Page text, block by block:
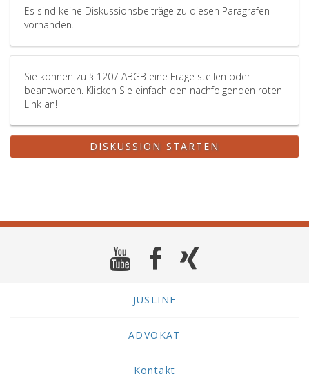
Es sind keine Diskussionsbeiträge zu diesen Paragrafen
vorhanden.
Sie können zu § 1207 ABGB eine Frage stellen oder
beantworten. Klicken Sie einfach den nachfolgenden roten
Link an!
DISKUSSION STARTEN
JUSLINE
ADVOKAT
Kontakt